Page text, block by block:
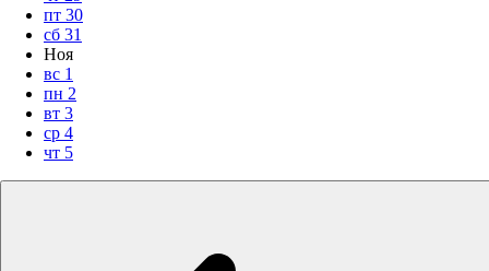
пт 30
сб 31
Ноя
вс 1
пн 2
вт 3
ср 4
чт 5